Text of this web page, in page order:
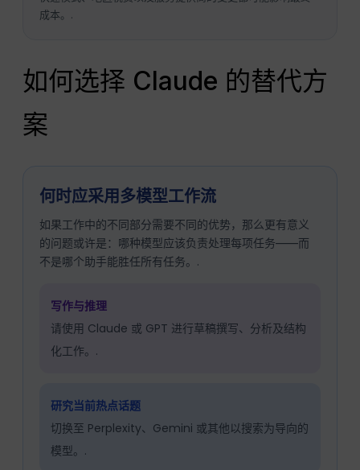
成本。.
如何选择 Claude 的替代方
案
何时应采用多模型工作流
如果工作中的不同部分需要不同的优势，那么更有意义
的问题或许是：哪种模型应该负责处理每项任务——而
不是哪个助手能胜任所有任务。.
写作与推理
请使用 Claude 或 GPT 进行草稿撰写、分析及结构
化工作。.
研究当前热点话题
切换至 Perplexity、Gemini 或其他以搜索为导向的
模型。.